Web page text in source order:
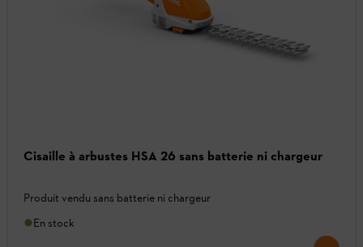
Cisaille à arbustes HSA 26 sans batterie ni chargeur
Produit vendu sans batterie ni chargeur
En stock